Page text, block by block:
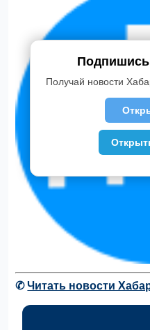
✆Читать новости
Получай новости